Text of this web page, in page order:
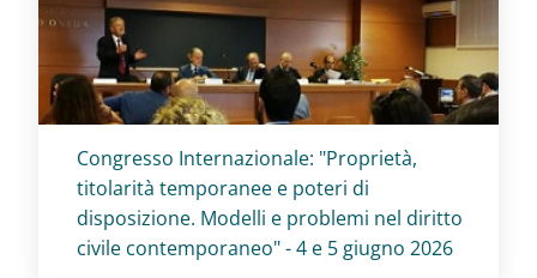
Titolo card :
Congresso Internazionale: "Proprietà,
titolarità temporanee e poteri di
disposizione. Modelli e problemi nel diritto
civile contemporaneo" - 4 e 5 giugno 2026